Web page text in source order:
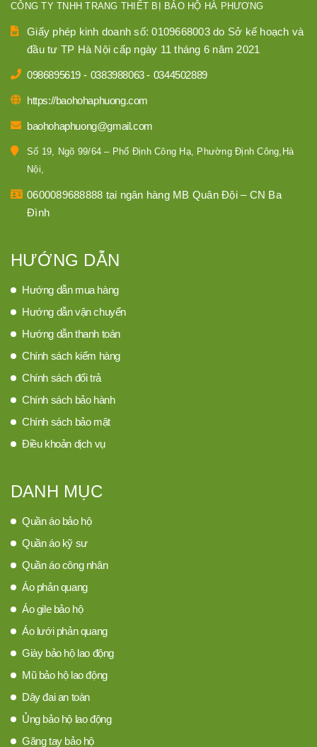
CÔNG TY TNHH TRANG THIẾT BỊ BẢO HỘ HÀ PHƯƠNG
Giấy phép kinh doanh số: 0109668003 do Sở kế hoạch và
đầu tư TP Hà Nội cấp ngày 11 tháng 6 năm 2021
0986895619 - 0383988063- 0344502889
https://baohohaphuong.com
baohohaphuong@gmail.com
Số 19, Ngõ 99/64 – Phố Định Công Hạ, Phường Định Công,Hà
Nội,
0600089688888 tại ngân hàng MB Quân Đội – CN Ba
Đình
HƯỚNG DẪN
Hướng dẫn mua hàng
Hướng dẫn vận chuyển
Hướng dẫn thanh toán
Chính sách kiểm hàng
Chính sách đổi trả
Chính sách bảo hành
Chính sách bảo mật
Điều khoản dịch vụ
DANH MỤC
Quần áo bảo hộ
Quần áo kỹ sư
Quần áo công nhân
Áo phản quang
Áo gile bảo hộ
Áo lưới phản quang
Giày bảo hộ lao động
Mũ bảo hộ lao động
Dây đai an toàn
Ủng bảo hộ lao động
Găng tay bảo hộ